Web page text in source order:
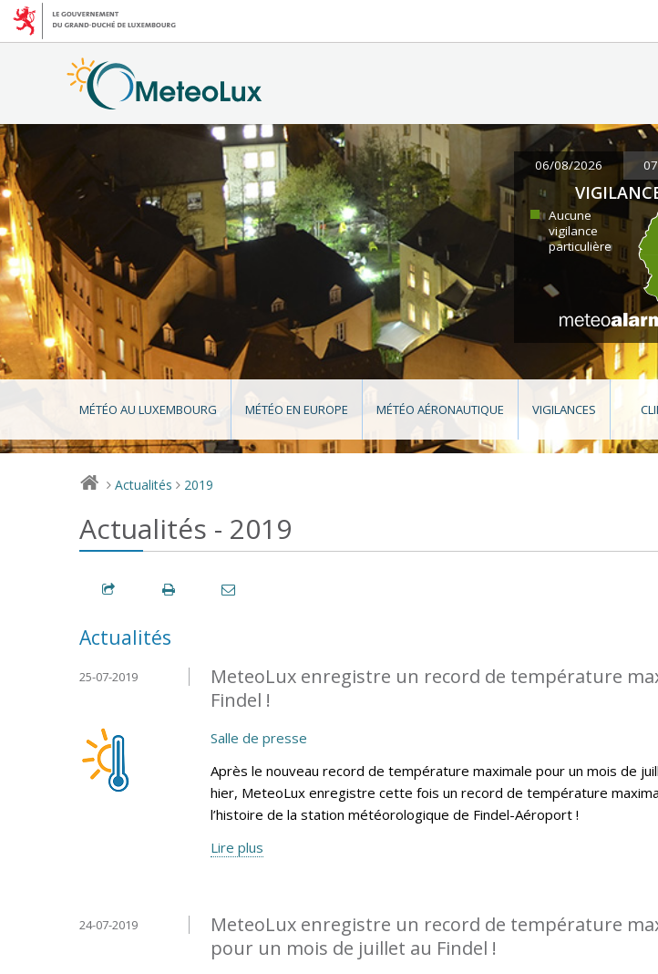
06/08/2026
Aucune
vigilance
particulière
MÉTÉO AU LUXEMBOURG MÉTÉO EN EUROPE MÉTÉO AÉRONAUTIQUE VIGILANCES
> Actualités > 2019
Actualités - 2019
Actualités
MeteoLux enregistre un record de température
Findel !
25-07-2019
Salle de presse
Après le nouveau record de température maximale pour un mois de
hier, MeteoLux enregistre cette fois un record de température
l’histoire de la station météorologique de Findel-Aéroport !
Lire plus
MeteoLux enregistre un record de température
pour un mois de juillet au Findel !
24-07-2019